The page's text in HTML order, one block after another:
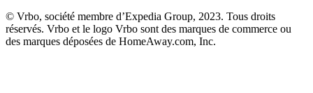
© Vrbo, société membre d’Expedia Group, 2023. Tous droits
réservés. Vrbo et le logo Vrbo sont des marques de commerce ou
des marques déposées de HomeAway.com, Inc.